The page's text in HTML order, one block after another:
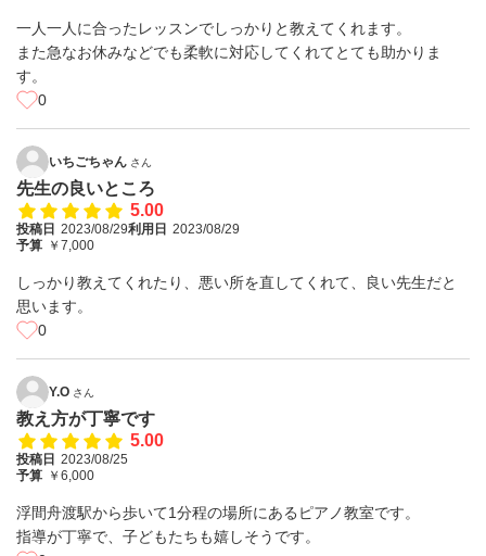
一人一人に合ったレッスンでしっかりと教えてくれます。
また急なお休みなどでも柔軟に対応してくれてとても助かりま
す。
0
いちごちゃん さん
先生の良いところ
5.00
投稿日 2023/08/29利用日 2023/08/29
予算 ￥7,000
しっかり教えてくれたり、悪い所を直してくれて、良い先生だと
思います。
0
Y.O さん
教え方が丁寧です
5.00
投稿日 2023/08/25
予算 ￥6,000
浮間舟渡駅から歩いて1分程の場所にあるピアノ教室です。
指導が丁寧で、子どもたちも嬉しそうです。